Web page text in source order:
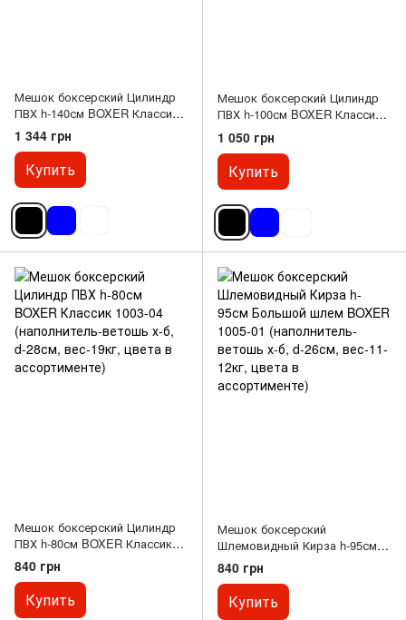
Мешок боксерский Цилиндр
ПВХ h-140см BOXER Классик
1003-01 (наполнитель-ветошь
х-б, d-33см, вес-36кг, цвета в
ассортименте)
1 344 грн
Купить
Мешок боксерский Цилиндр
ПВХ h-100см BOXER Классик
1003-03 (наполнитель-ветошь
х-б, d-33см, вес-26кг, цвета в
ассортименте)
1 050 грн
Купить
Мешок боксерский Цилиндр
ПВХ h-80см BOXER Классик
1003-04 (наполнитель-ветошь
х-б, d-28см, вес-19кг, цвета в
ассортименте)
840 грн
Купить
Мешок боксерский
Шлемовидный Кирза h-95см
Большой шлем BOXER 1005-
01 (наполнитель-ветошь х-б,
d-26см, вес-11-12кг, цвета в
ассортименте)
840 грн
Купить